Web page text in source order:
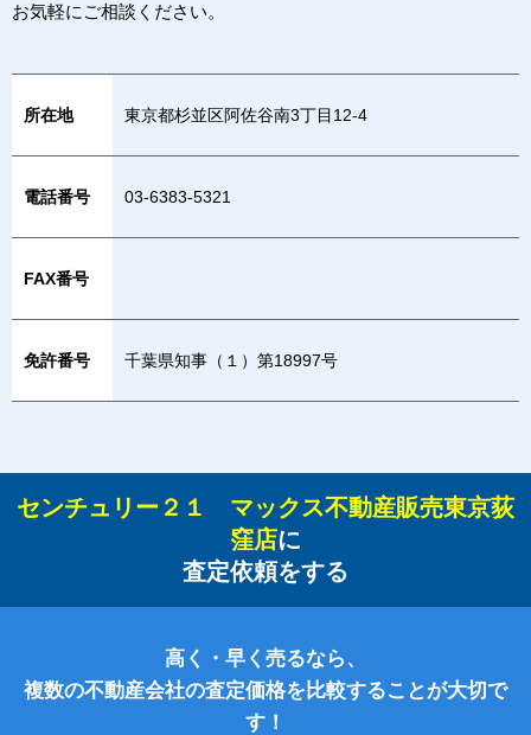
お気軽にご相談ください。
所在地 東京都杉並区阿佐谷南3丁目12-4
電話番号 03-6383-5321
FAX番号
免許番号 千葉県知事（１）第18997号
センチュリー２１ マックス不動産販売東京荻
窪店に
査定依頼をする
高く・早く売るなら、
複数の不動産会社の査定価格を比較することが大切で
す！